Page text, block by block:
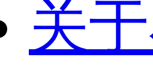
关